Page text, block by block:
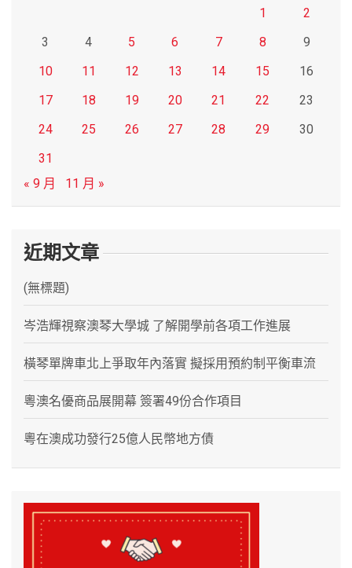
1
2
3
4 5 6 7 8
9
10
11 12 13 14 15
16
17
18 19 20 21 22
23
24
25 26 27 28 29
30
31
« 9 月
11 月 »
近期文章
(無標題)
岑浩輝視察澳琴大學城 了解開學前各項工作進展
橫琴單牌車北上爭取年內落實 擬採用預約制平衡車流
粵澳名優商品展開幕 簽署49份合作項目
粵在澳成功發行25億人民幣地方債